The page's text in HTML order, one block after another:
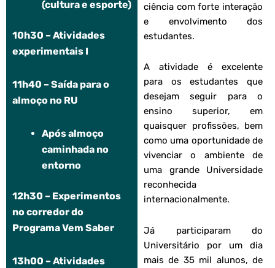
(cultura e esporte)
10h30 – Atividades
experimentais I
11h40 – Saída para o
almoço no RU
Após almoço
caminhada no
entorno
12h30 – Experimentos
no corredor do
Programa Vem Saber
13h00 – Atividades
ciência com forte interação
e envolvimento dos
estudantes.
A atividade é excelente
para os estudantes que
desejam seguir para o
ensino superior, em
quaisquer profissões, bem
como uma oportunidade de
vivenciar o ambiente de
uma grande Universidade
reconhecida
internacionalmente.
Já participaram do
Universitário por um dia
mais de 35 mil alunos, de